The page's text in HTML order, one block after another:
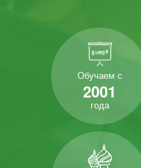
Обучаем с
2001
года